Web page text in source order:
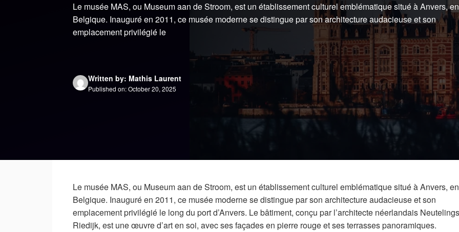
Le musée MAS, ou Museum aan de Stroom, est un établissement culturel emblématique situé à Anvers, en
Belgique. Inauguré en 2011, ce musée moderne se distingue par son architecture audacieuse et son
emplacement privilégié le
Written by: Mathis Laurent
Published on: October 20, 2025
Le musée MAS, ou Museum aan de Stroom, est un établissement culturel emblématique situé à Anvers, en
Belgique. Inauguré en 2011, ce musée moderne se distingue par son architecture audacieuse et son
emplacement privilégié le long du port d’Anvers. Le bâtiment, conçu par l’architecte néerlandais Neutelings
Riedijk, est une œuvre d’art en soi, avec ses façades en pierre rouge et ses terrasses panoramiques.